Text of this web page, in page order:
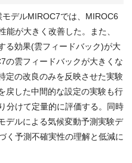
デルMIROC7では、MIROC6
能が大きく改善した。また、
る効果(雲フィードバック)が大
の雲フィードバックが大きくな
定の改良のみを反映させた実験
戻した中間的な設定の実験も行
分けて定量的に評価する。同時
デルによる気候変動予測実験デ
く予測不確実性の理解と低減に